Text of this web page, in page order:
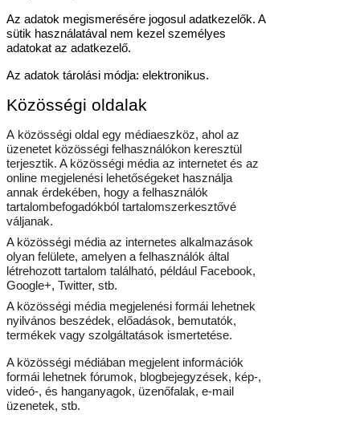
Az adatok megismerésére jogosul adatkezelők. A
sütik használatával nem kezel személyes
adatokat az adatkezelő.
Az adatok tárolási módja: elektronikus.
Közösségi oldalak
A közösségi oldal egy médiaeszköz, ahol az
üzenetet közösségi felhasználókon keresztül
terjesztik. A közösségi média az internetet és az
online megjelenési lehetőségeket használja
annak érdekében, hogy a felhasználók
tartalombefogadókból tartalomszerkesztővé
váljanak.
A közösségi média az internetes alkalmazások
olyan felülete, amelyen a felhasználók által
létrehozott tartalom található, például Facebook,
Google+, Twitter, stb.
A közösségi média megjelenési formái lehetnek
nyilvános beszédek, előadások, bemutatók,
termékek vagy szolgáltatások ismertetése.
A közösségi médiában megjelent információk
formái lehetnek fórumok, blogbejegyzések, kép-,
videó-, és hanganyagok, üzenőfalak, e-mail
üzenetek, stb.